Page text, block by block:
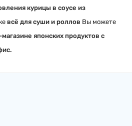
курицы в соусе из
всё для суши и роллов Вы можете
японских продуктов с